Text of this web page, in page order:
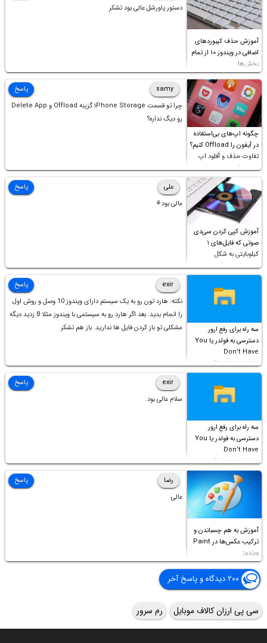
آموزش حذف کیبوردهای
اضافی در ویندوز ۱۰ از تمام
بخش‌ها
دستور پاورشل عالی بود تشکر
چگونه اپ‌های بی‌استفاده
در آیفون را Offload کنیم؟
تفاوت حذف و آفلود اپ
چیست؟
samy
چرا تو قسمت iPhone Storage گزینه Offload و Delete App
رو دیگ نداره؟
پاسخ
آموزش کپی کردن سی‌دی
صوتی که فایل‌های ۱
کیلوبایتی به شکل
شورت‌کات در آن موجود
است!
علی
عالی بود⚘
پاسخ
سه راه برای رفع ارور
دسترسی به فولدر یا You
Don’t Have
Permission to
Access this folder
exir
نکته: هارد تون رو به یک سیستم دارای ویندوز 10 وصل و روش اول
را انجام بدید. بعد اگر هارد رو به سیستمی با ویندوز مثلا 8 زدید دیگه
مشکلی تو باز کردن فایل ها ندارید. باز هم تشکر
پاسخ
سه راه برای رفع ارور
دسترسی به فولدر یا You
Don’t Have
Permission to
Access this folder
exir
سلام عالی بود.
پاسخ
آموزش به هم چسباندن و
ترکیب عکس‌ها در Paint
ویندوز
رضا
عالی
پاسخ
۲۰۰ دیدگاه و پاسخ آخر
سی پی ارزان کالاف موبایل رم سرور